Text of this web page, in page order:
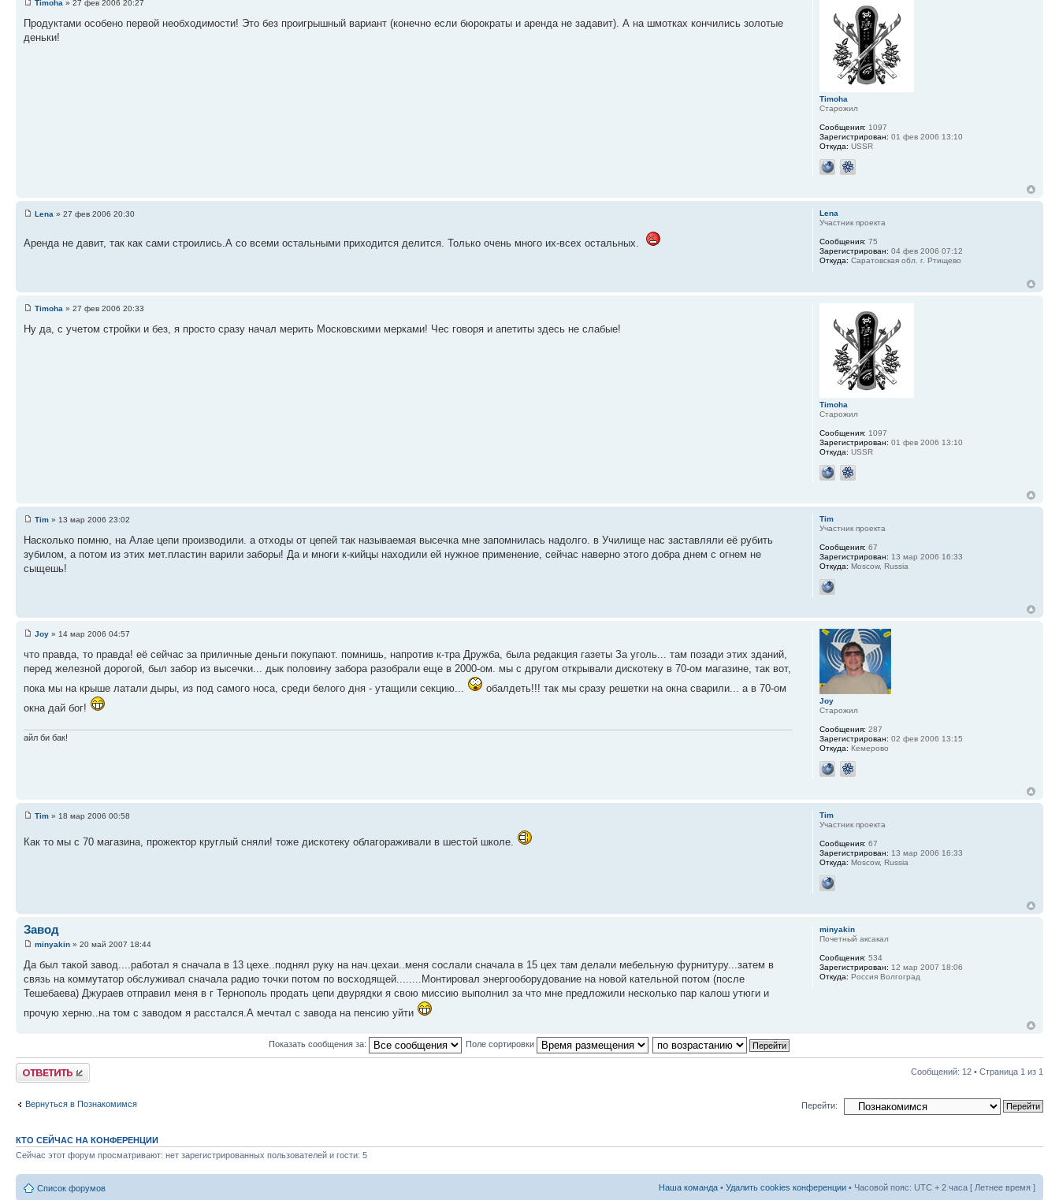
Timoha » 27 фев 2006 20:27
Продуктами особено первой необходимости! Это без проигрышный вариант (конечно если бюрократы и аренда не задавит). А на шмотках кончились золотые
деньки!
Timoha
Старожил
Сообщения: 1097
Зарегистрирован: 01 фев 2006 13:10
Откуда: USSR
Lena » 27 фев 2006 20:30
Аренда не давит, так как сами строились.А со всеми остальными приходится делится. Только очень много их-всех остальных.
Lena
Участник проекта
Сообщения: 75
Зарегистрирован: 04 фев 2006 07:12
Откуда: Саратовская обл. г. Ртищево
Timoha » 27 фев 2006 20:33
Ну да, с учетом стройки и без, я просто сразу начал мерить Московскими мерками! Чес говоря и апетиты здесь не слабые!
Timoha
Старожил
Сообщения: 1097
Зарегистрирован: 01 фев 2006 13:10
Откуда: USSR
Tim » 13 мар 2006 23:02
Насколько помню, на Алае цепи производили. а отходы от цепей так называемая высечка мне запомнилась надолго. в Училище нас заставляли её рубить
зубилом, а потом из этих мет.пластин варили заборы! Да и многи к-кийцы находили ей нужное применение, сейчас наверно этого добра днем с огнем не
сыщешь!
Tim
Участник проекта
Сообщения: 67
Зарегистрирован: 13 мар 2006 16:33
Откуда: Moscow, Russia
Joy » 14 мар 2006 04:57
что правда, то правда! её сейчас за приличные деньги покупают. помнишь, напротив к-тра Дружба, была редакция газеты За уголь... там позади этих зданий,
перед железной дорогой, был забор из высечки... дык половину забора разобрали еще в 2000-ом. мы с другом открывали дискотеку в 70-ом магазине, так вот,
пока мы на крыше латали дыры, из под самого носа, среди белого дня - утащили секцию...
обалдеть!!! так мы сразу решетки на окна сварили... а в 70-ом
окна дай бог!
айл би бак!
Joy
Старожил
Сообщения: 287
Зарегистрирован: 02 фев 2006 13:15
Откуда: Кемерово
Tim » 18 мар 2006 00:58
Как то мы с 70 магазина, прожектор круглый сняли! тоже дискотеку облагораживали в шестой школе.
Tim
Участник проекта
Сообщения: 67
Зарегистрирован: 13 мар 2006 16:33
Откуда: Moscow, Russia
Завод
minyakin » 20 май 2007 18:44
Да был такой завод....работал я сначала в 13 цехе..поднял руку на нач.цехаи..меня сослали сначала в 15 цех там делали мебельную фурнитуру...затем в
связь на коммутатор обслуживал сначала радио точки потом по восходящей........Монтировал энергооборудование на новой кательной потом (после
Тешебаева) Джураев отправил меня в г Тернополь продать цепи двурядки я свою миссию выполнил за что мне предложили несколько пар калош утюги и
прочую херню..на том с заводом я расстался.А мечтал с завода на пенсию уйти
minyakin
Почетный аксакал
Сообщения: 534
Зарегистрирован: 12 мар 2007 18:06
Откуда: Россия Волгоград
Показать сообщения за: Поле сортировки
Ответить Сообщений: 12 • Страница 1 из 1
Вернуться в Познакомимся Перейти:
КТО СЕЙЧАС НА КОНФЕРЕНЦИИ
Сейчас этот форум просматривают: нет зарегистрированных пользователей и гости: 5
Список форумов Наша команда • Удалить cookies конференции • Часовой пояс: UTC + 2 часа [ Летнее время ]